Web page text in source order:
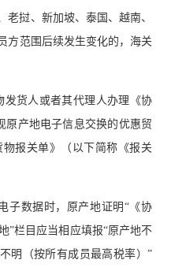
挝、新加坡、泰国、越南、
方范围后续发生变化的，海关
货人或者其代理人办理《协
原产地电子信息交换的优惠贸
报关单》（以下简称《报关
数据时，原产地证明“《协
”栏目应当相应填报“原产地不
明（按所有成员最高税率）”